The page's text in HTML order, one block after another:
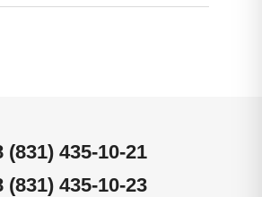
(831) 435-10-21
(831) 435-10-23